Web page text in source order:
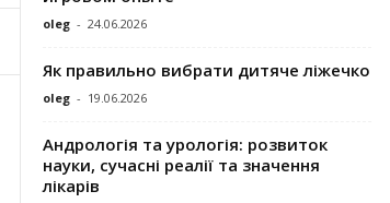
oleg - 24.06.2026
Як правильно вибрати дитяче ліжечко
oleg - 19.06.2026
Андрологія та урологія: розвиток
науки, сучасні реалії та значення
лікарів